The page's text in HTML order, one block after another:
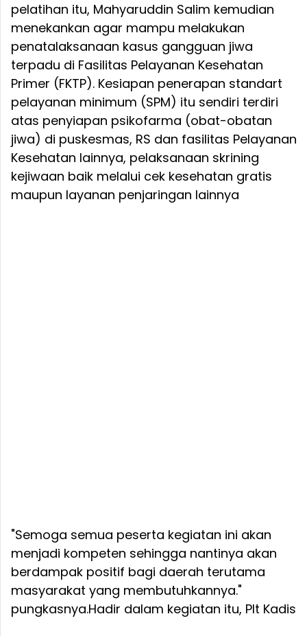
pelatihan itu, Mahyaruddin Salim kemudian
menekankan agar mampu melakukan
penatalaksanaan kasus gangguan jiwa
terpadu di Fasilitas Pelayanan Kesehatan
Primer (FKTP). Kesiapan penerapan standart
pelayanan minimum (SPM) itu sendiri terdiri
atas penyiapan psikofarma (obat-obatan
jiwa) di puskesmas, RS dan fasilitas Pelayanan
Kesehatan lainnya, pelaksanaan skrining
kejiwaan baik melalui cek kesehatan gratis
maupun layanan penjaringan lainnya
"Semoga semua peserta kegiatan ini akan
menjadi kompeten sehingga nantinya akan
berdampak positif bagi daerah terutama
masyarakat yang membutuhkannya."
pungkasnya.Hadir dalam kegiatan itu, Plt Kadis